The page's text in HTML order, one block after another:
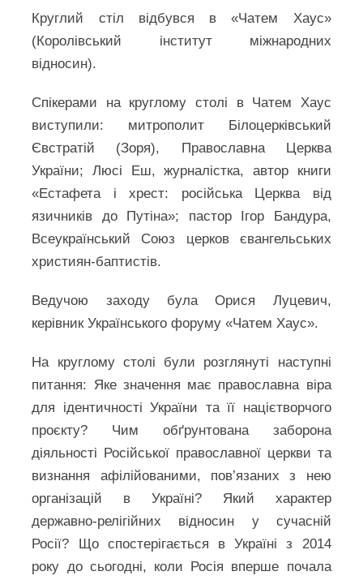
Круглий стіл відбувся в «Чатем Хаус»
(Королівський інститут міжнародних
відносин).
Спікерами на круглому столі в Чатем Хаус
виступили: митрополит Білоцерківський
Євстратій (Зоря), Православна Церква
України; Люсі Еш, журналістка, автор книги
«Естафета і хрест: російська Церква від
язичників до Путіна»; пастор Ігор Бандура,
Всеукраїнський Союз церков євангельських
християн-баптистів.
Ведучою заходу була Орися Луцевич,
керівник Українського форуму «Чатем Хаус».
На круглому столі були розглянуті наступні
питання: Яке значення має православна віра
для ідентичності України та її націєтворчого
проєкту? Чим обґрунтована заборона
діяльності Російської православної церкви та
визнання афілійованими, пов’язаних з нею
організацій в Україні? Який характер
державно-релігійних відносин у сучасній
Росії? Що спостерігається в Україні з 2014
року до сьогодні, коли Росія вперше почала